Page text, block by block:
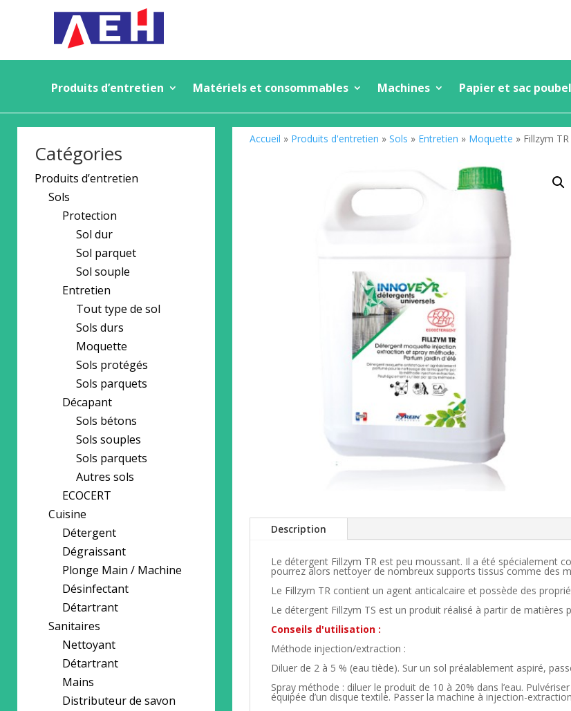
Produits d’entretien Matériels et consommables Machines Papier et sac
Catégories
Produits d’entretien
Sols
Protection
Sol dur
Sol parquet
Sol souple
Entretien
Tout type de sol
Sols durs
Moquette
Sols protégés
Sols parquets
Décapant
Sols bétons
Sols souples
Sols parquets
Autres sols
ECOCERT
Cuisine
Détergent
Dégraissant
Plonge Main / Machine
Désinfectant
Détartrant
Sanitaires
Nettoyant
Détartrant
Mains
Distributeur de savon
Accueil » Produits d'entretien » Sols » Entretien » Moquette » Fillzym
Description
Le détergent Fillzym TR est peu moussant. Il a été spécialement
pourrez alors nettoyer de nombreux supports tissus comme des
Le Fillzym TR contient un agent anticalcaire et possède des
Le détergent Fillzym TS est un produit réalisé à partir de matières
Conseils d'utilisation :
Méthode injection/extraction :
Diluer de 2 à 5 % (eau tiède). Sur un sol préalablement aspiré,
Spray méthode : diluer le produit de 10 à 20% dans l’eau.
équipée d’un disque textile. Passer la machine à injection-extraction